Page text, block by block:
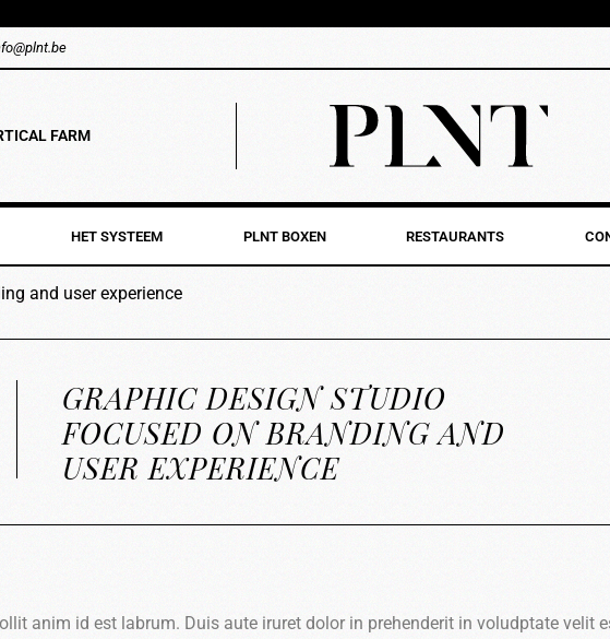
FARM
HET SYSTEEM PLNT BOXEN RESTAURANTS
and user experience
GRAPHIC DESIGN STUDIO
FOCUSED ON BRANDING AND
USER EXPERIENCE
anim id est labrum. Duis aute iruret dolor in prehenderit in voludptate velit